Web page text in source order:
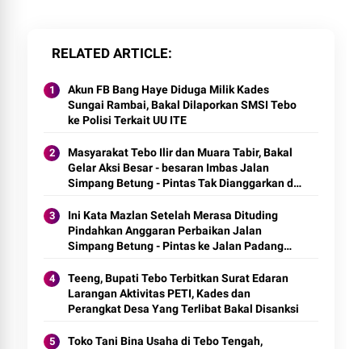
RELATED ARTICLE
Akun FB Bang Haye Diduga Milik Kades
Sungai Rambai, Bakal Dilaporkan SMSI Tebo
ke Polisi Terkait UU ITE
Masyarakat Tebo Ilir dan Muara Tabir, Bakal
Gelar Aksi Besar - besaran Imbas Jalan
Simpang Betung - Pintas Tak Dianggarkan di
Ini Kata Mazlan Setelah Merasa Dituding
Pindahkan Anggaran Perbaikan Jalan
Simpang Betung - Pintas ke Jalan Padang
Teeng, Bupati Tebo Terbitkan Surat Edaran
Larangan Aktivitas PETI, Kades dan
Perangkat Desa Yang Terlibat Bakal Disanksi
Toko Tani Bina Usaha di Tebo Tengah,